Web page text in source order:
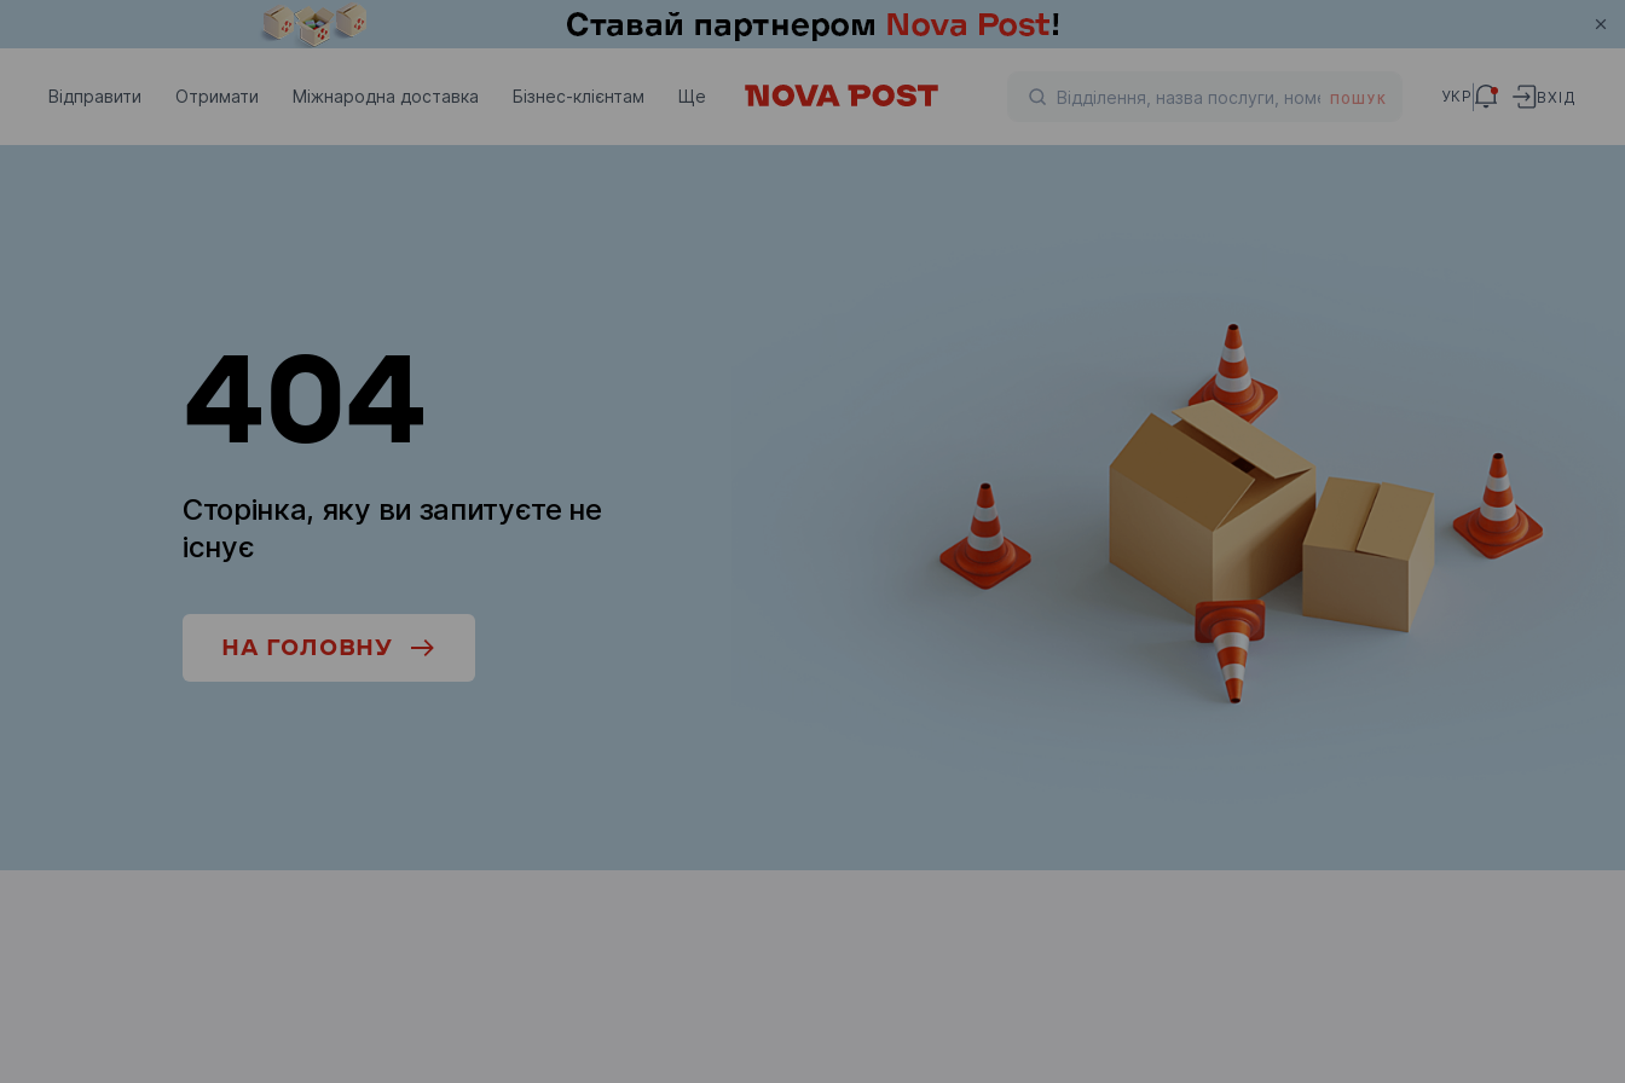
Відправити Отримати Міжнародна доставка Бізнес-клієнтам Ще ПОШУК УКР ВХІД
404
Сторінка, яку ви запитуєте не
існує
НА ГОЛОВНУ